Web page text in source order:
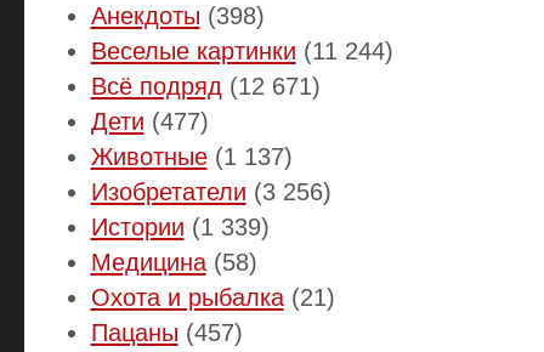
Анекдоты (398)
Веселые картинки (11 244)
Всё подряд (12 671)
Дети (477)
Животные(1 137)
Изобретатели (3 256)
Истории (1 339)
Медицина(58)
Охота и рыбалка(21)
Пацаны (457)